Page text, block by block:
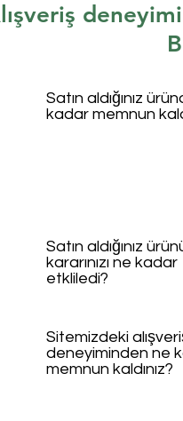
Satın aldığınız
kadar memnun
Satın aldığınız
kararınızı ne kadar
etkliledi?
Sitemizdeki
deneyiminden ne
memnun kaldınız?